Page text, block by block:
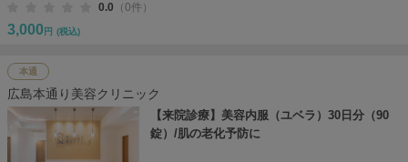
0.0 （0件）
3,000 円 (税込)
本通
広島本通り美容クリニック
【来院診療】美容内服（ユベラ）30日分（90
錠）/肌の老化予防に